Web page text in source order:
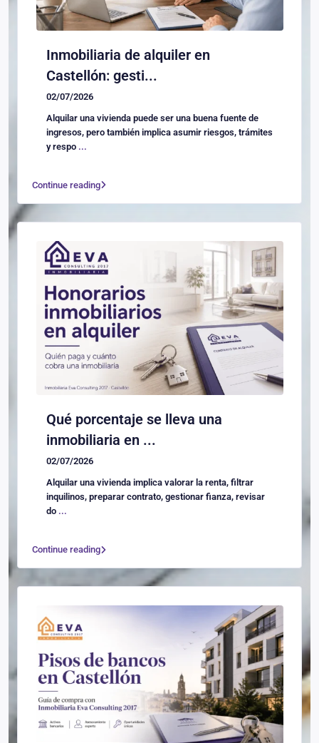
Inmobiliaria de alquiler en
Castellón: gesti...
02/07/2026
Alquilar una vivienda puede ser una buena fuente de
ingresos, pero también implica asumir riesgos, trámites
y respo ...
Continue reading
Qué porcentaje se lleva una
inmobiliaria en ...
02/07/2026
Alquilar una vivienda implica valorar la renta, filtrar
inquilinos, preparar contrato, gestionar fianza, revisar
do ...
Continue reading